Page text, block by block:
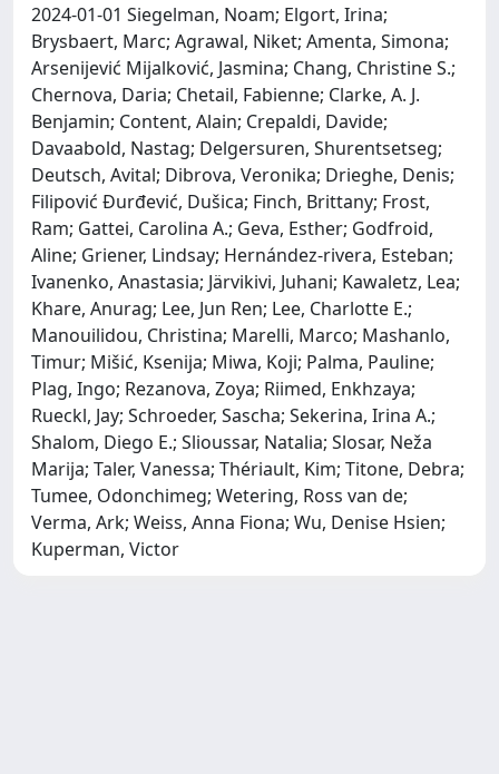
2024-01-01 Siegelman, Noam; Elgort, Irina;
Brysbaert, Marc; Agrawal, Niket; Amenta, Simona;
Arsenijević Mijalković, Jasmina; Chang, Christine S.;
Chernova, Daria; Chetail, Fabienne; Clarke, A. J.
Benjamin; Content, Alain; Crepaldi, Davide;
Davaabold, Nastag; Delgersuren, Shurentsetseg;
Deutsch, Avital; Dibrova, Veronika; Drieghe, Denis;
Filipović Đurđević, Dušica; Finch, Brittany; Frost,
Ram; Gattei, Carolina A.; Geva, Esther; Godfroid,
Aline; Griener, Lindsay; Hernández‐rivera, Esteban;
Ivanenko, Anastasia; Järvikivi, Juhani; Kawaletz, Lea;
Khare, Anurag; Lee, Jun Ren; Lee, Charlotte E.;
Manouilidou, Christina; Marelli, Marco; Mashanlo,
Timur; Mišić, Ksenija; Miwa, Koji; Palma, Pauline;
Plag, Ingo; Rezanova, Zoya; Riimed, Enkhzaya;
Rueckl, Jay; Schroeder, Sascha; Sekerina, Irina A.;
Shalom, Diego E.; Slioussar, Natalia; Slosar, Neža
Marija; Taler, Vanessa; Thériault, Kim; Titone, Debra;
Tumee, Odonchimeg; Wetering, Ross van de;
Verma, Ark; Weiss, Anna Fiona; Wu, Denise Hsien;
Kuperman, Victor